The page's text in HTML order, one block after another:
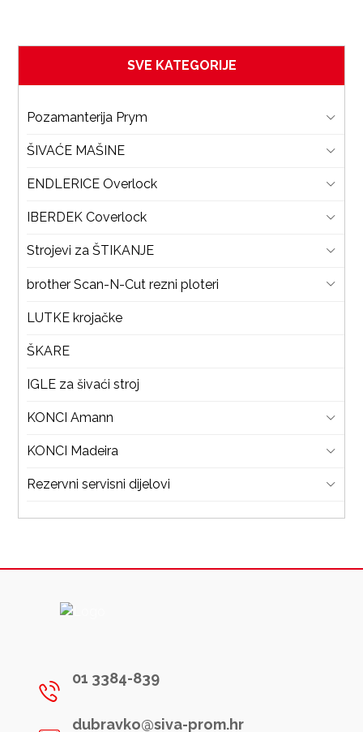
SVE KATEGORIJE
Pozamanterija Prym
ŠIVAĆE MAŠINE
ENDLERICE Overlock
IBERDEK Coverlock
Strojevi za ŠTIKANJE
brother Scan-N-Cut rezni ploteri
LUTKE krojačke
ŠKARE
IGLE za šivaći stroj
KONCI Amann
KONCI Madeira
Rezervni servisni dijelovi
01 3384-839
dubravko@siva-prom.hr